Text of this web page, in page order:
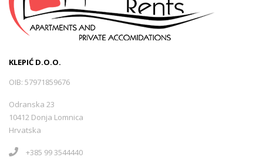
KLEPIĆ D.O.O.
OIB: 57971859676
Odranska 23
10412 Donja Lomnica
Hrvatska
+385 99 3544440